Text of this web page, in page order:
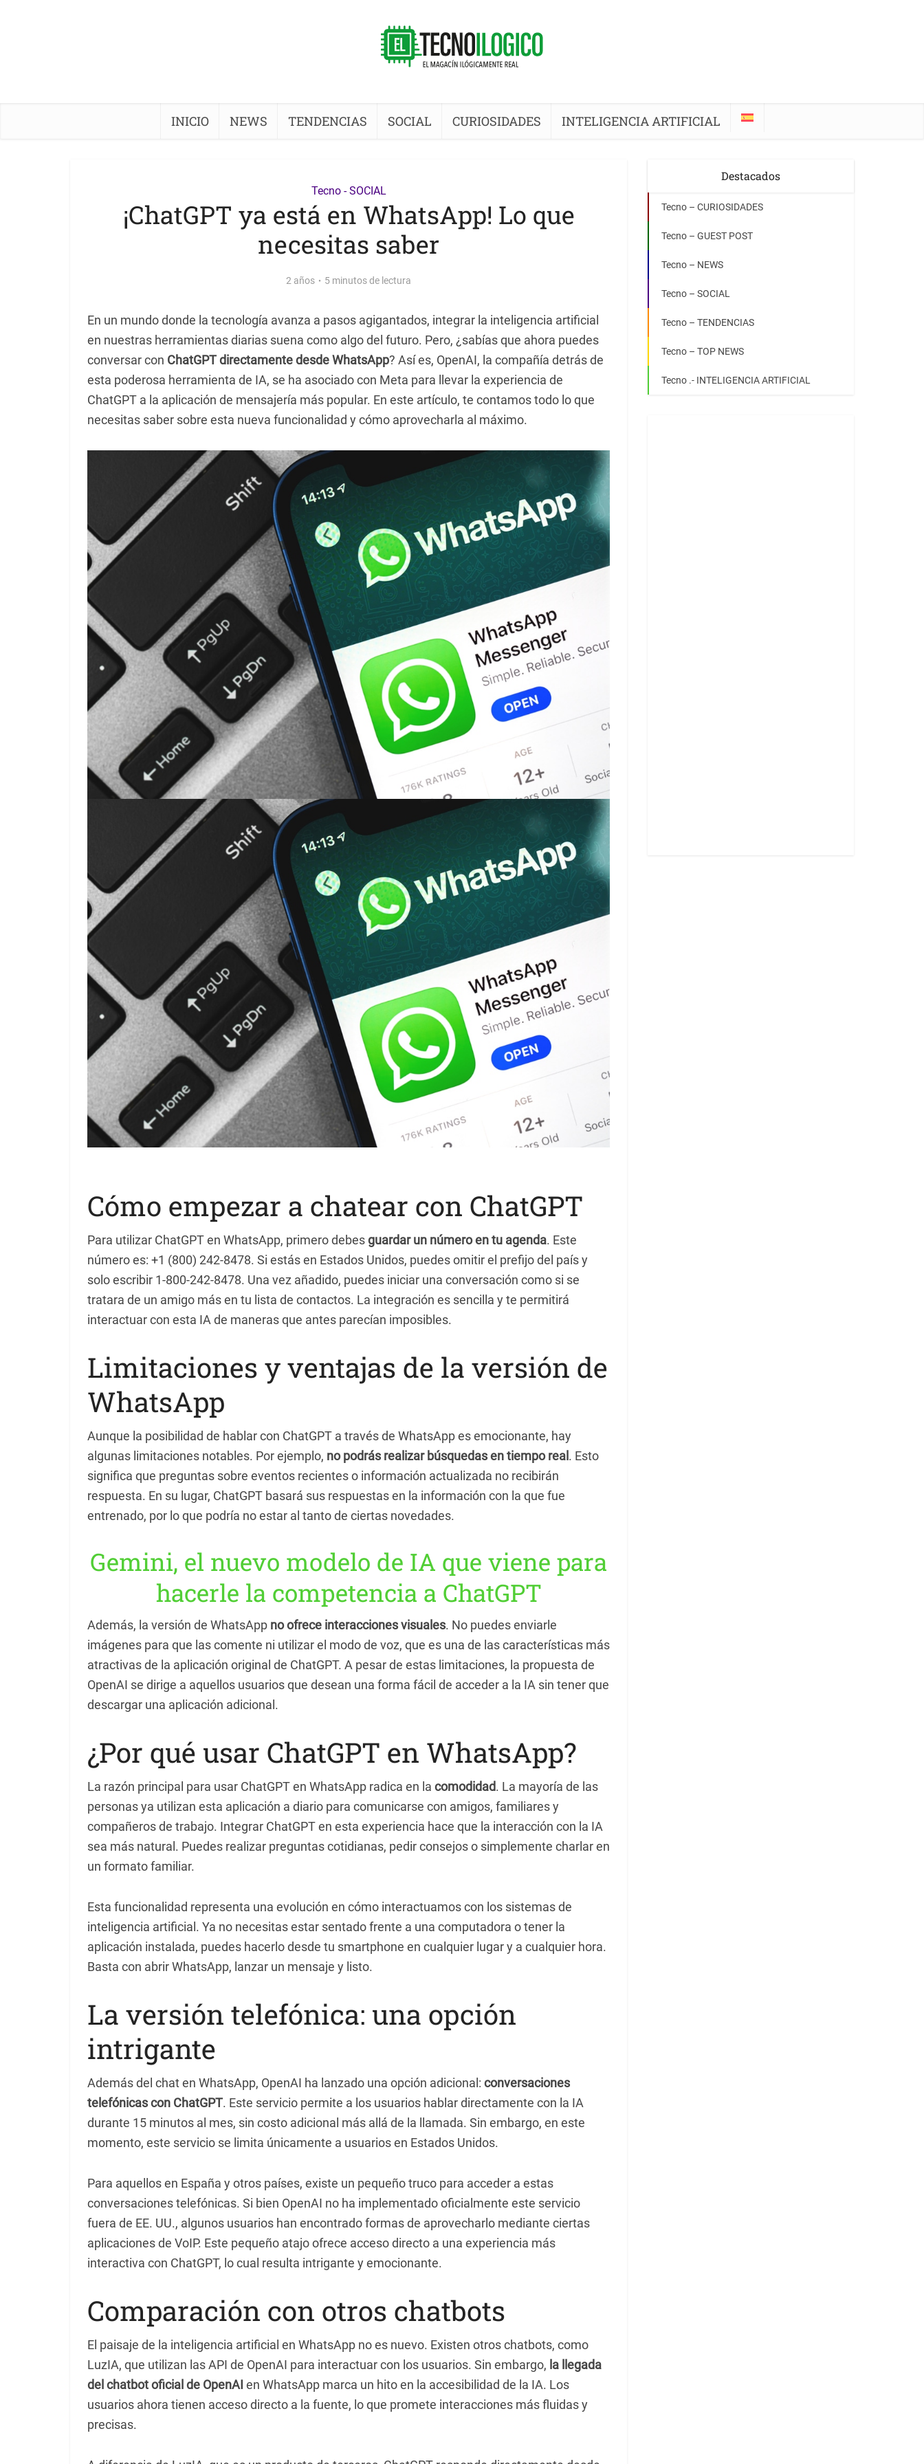
INICIO NEWS TENDENCIAS SOCIAL CURIOSIDADES INTELIGENCIA ARTIFICIAL
Tecno - SOCIAL
¡ChatGPT ya está en WhatsApp! Lo que
necesitas saber
2 años 5 minutos de lectura
En un mundo donde la tecnología avanza a pasos agigantados, integrar la inteligencia artificial
en nuestras herramientas diarias suena como algo del futuro. Pero, ¿sabías que ahora puedes
conversar con ChatGPT directamente desde WhatsApp? Así es, OpenAI, la compañía detrás de
esta poderosa herramienta de IA, se ha asociado con Meta para llevar la experiencia de
ChatGPT a la aplicación de mensajería más popular. En este artículo, te contamos todo lo que
necesitas saber sobre esta nueva funcionalidad y cómo aprovecharla al máximo.
Cómo empezar a chatear con ChatGPT
Para utilizar ChatGPT en WhatsApp, primero debesguardar un número en tu agenda. Este
número es: +1 (800) 242-8478. Si estás en Estados Unidos, puedes omitir el prefijo del país y
solo escribir 1-800-242-8478. Una vez añadido, puedes iniciar una conversación como si se
tratara de un amigo más en tu lista de contactos. La integración es sencilla y te permitirá
interactuar con esta IA de maneras que antes parecían imposibles.
Limitaciones y ventajas de la versión de
WhatsApp
Aunque la posibilidad de hablar con ChatGPT a través de WhatsApp es emocionante, hay
algunas limitaciones notables. Por ejemplo, no podrás realizar búsquedas en tiempo real. Esto
significa que preguntas sobre eventos recientes o información actualizada no recibirán
respuesta. En su lugar, ChatGPT basará sus respuestas en la información con la que fue
entrenado, por lo que podría no estar al tanto de ciertas novedades.
Gemini, el nuevo modelo de IA que viene para
hacerle la competencia a ChatGPT
Además, la versión de WhatsApp no ofrece interacciones visuales. No puedes enviarle
imágenes para que las comente ni utilizar el modo de voz, que es una de las características más
atractivas de la aplicación original de ChatGPT. A pesar de estas limitaciones, la propuesta de
OpenAI se dirige a aquellos usuarios que desean una forma fácil de acceder a la IA sin tener que
descargar una aplicación adicional.
¿Por qué usar ChatGPT en WhatsApp?
La razón principal para usar ChatGPT en WhatsApp radica en la comodidad. La mayoría de las
personas ya utilizan esta aplicación a diario para comunicarse con amigos, familiares y
compañeros de trabajo. Integrar ChatGPT en esta experiencia hace que la interacción con la IA
sea más natural. Puedes realizar preguntas cotidianas, pedir consejos o simplemente charlar en
un formato familiar.
Esta funcionalidad representa una evolución en cómo interactuamos con los sistemas de
inteligencia artificial. Ya no necesitas estar sentado frente a una computadora o tener la
aplicación instalada, puedes hacerlo desde tu smartphone en cualquier lugar y a cualquier hora.
Basta con abrir WhatsApp, lanzar un mensaje y listo.
La versión telefónica: una opción
intrigante
Además del chat en WhatsApp, OpenAI ha lanzado una opción adicional: conversaciones
telefónicas con ChatGPT. Este servicio permite a los usuarios hablar directamente con la IA
durante 15 minutos al mes, sin costo adicional más allá de la llamada. Sin embargo, en este
momento, este servicio se limita únicamente a usuarios en Estados Unidos.
Para aquellos en España y otros países, existe un pequeño truco para acceder a estas
conversaciones telefónicas. Si bien OpenAI no ha implementado oficialmente este servicio
fuera de EE. UU., algunos usuarios han encontrado formas de aprovecharlo mediante ciertas
aplicaciones de VoIP. Este pequeño atajo ofrece acceso directo a una experiencia más
interactiva con ChatGPT, lo cual resulta intrigante y emocionante.
Comparación con otros chatbots
El paisaje de la inteligencia artificial en WhatsApp no es nuevo. Existen otros chatbots, como
LuzIA, que utilizan las API de OpenAI para interactuar con los usuarios. Sin embargo, la llegada
del chatbot oficial de OpenAI en WhatsApp marca un hito en la accesibilidad de la IA. Los
usuarios ahora tienen acceso directo a la fuente, lo que promete interacciones más fluidas y
precisas.
Destacados
Tecno – CURIOSIDADES
Tecno – GUEST POST
Tecno – NEWS
Tecno – SOCIAL
Tecno – TENDENCIAS
Tecno – TOP NEWS
Tecno .- INTELIGENCIA ARTIFICIAL